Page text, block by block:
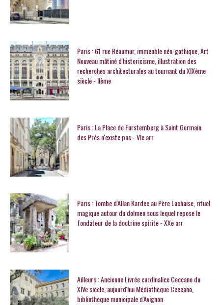
Paris : 61 rue Réaumur, immeuble néo-gothique, Art
Nouveau mâtiné d'historicisme, illustration des
recherches architecturales au tournant du XIXème
siècle - IIème
Paris : La Place de Furstemberg à Saint Germain
des Prés n'existe pas - VIe arr
Paris : Tombe d'Allan Kardec au Père Lachaise, rituel
magique autour du dolmen sous lequel repose le
fondateur de la doctrine spirite - XXe arr
Ailleurs : Ancienne Livrée cardinalice Ceccano du
XIVe siècle, aujourd'hui Médiathèque Ceccano,
bibliothèque municipale d'Avignon